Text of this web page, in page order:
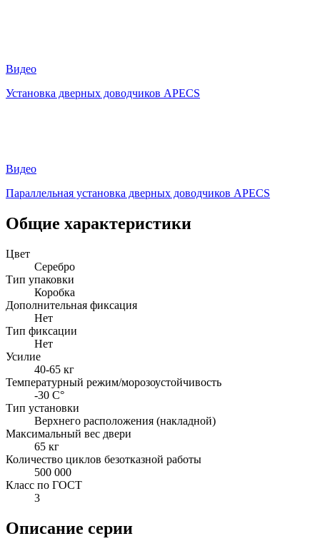
Видео
Установка дверных доводчиков APECS
Видео
Параллельная установка дверных доводчиков APECS
Общие характеристики
Цвет
Серебро
Тип упаковки
Коробка
Дополнительная фиксация
Нет
Тип фиксации
Нет
Усилие
40-65 кг
Температурный режим/морозоустойчивость
-30 C°
Тип установки
Верхнего расположения (накладной)
Максимальный вес двери
65 кг
Количество циклов безотказной работы
500 000
Класс по ГОСТ
3
Описание серии